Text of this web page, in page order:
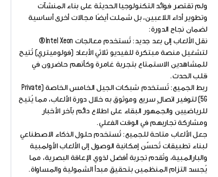
ولم تقتصر فوائد التكنولوجيا الحديثة على بناء المنشآت
وتطوير أداء اللاعبين، بل شملت أيضًا مجالات أخرى أساسية
لضمان نجاح الدورة:
نقل الألعاب إلى بعد جديد: تُستخدم معالجات Intel Xeon®
لتشغيل منصة مبتكرة للفيديو ثلاثي الأبعاد (فولوميتري) تُتيح
للمشاهدين الاستمتاع بتجربة غامرة وكأنهم حاضرون في
قلب الحدث.
ربط الجميع: تُستخدم شبكات الجيل الخامس الخاصة (Private
5G) لتوفير اتصالٍ سريع وموثوق به خلال دورة الألعاب، مما يُتيح
للرياضيين والجمهور البقاء على اطلاع دائم بآخر الأخبار
ومشاركة تجاربهم في الوقت الفعلي.
جعل الألعاب متاحة للجميع: تُستخدم حلول الذكاء الاصطناعي
لبناء تطبيقات تُحسّن إمكانية الوصول إلى الألعاب الأولمبية
والبارالمبية، وتُقدم تجربة أفضل لذوي الإعاقة البصرية، مما
يُجسد التزام المنظمين بتحقيق مبدأ الشمولية والمساواة.